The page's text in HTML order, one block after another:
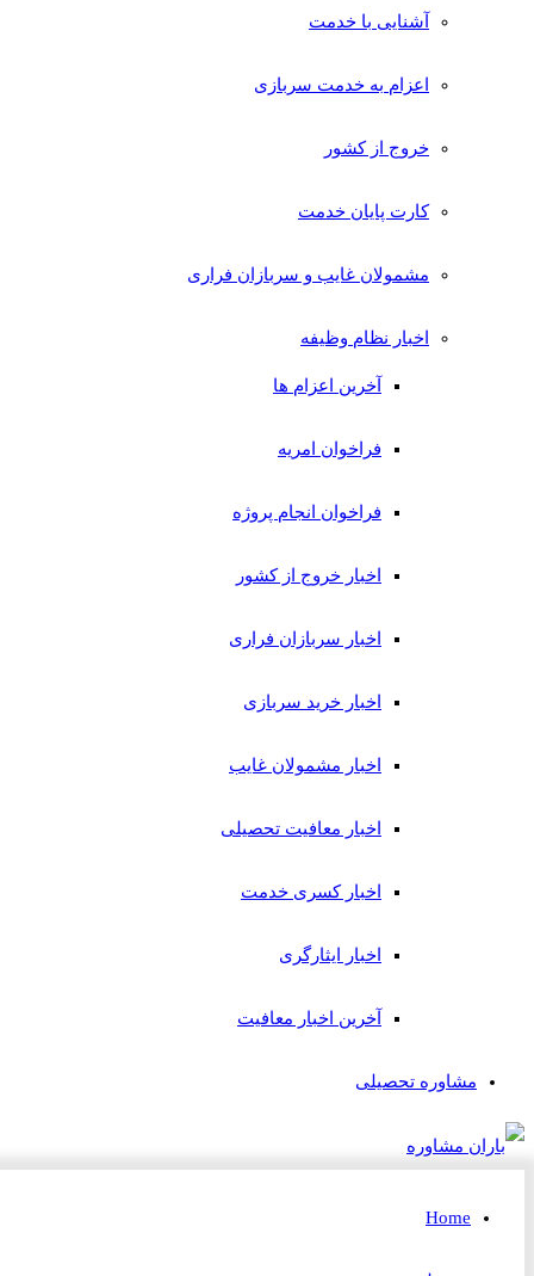
آشنایی با خدمت
اعزام به خدمت سربازی
خروج از کشور
کارت پایان خدمت
مشمولان غایب و سربازان فراری
اخبار نظام وظیفه
آخرین اعزام ها
فراخوان امریه
فراخوان انجام پروژه
اخبار خروج از کشور
اخبار سربازان فراری
اخبار خرید سربازی
اخبار مشمولان غایب
اخبار معافیت تحصیلی
اخبار کسری خدمت
اخبار ایثارگری
آخرین اخبار معافیت
مشاوره تحصیلی
Home